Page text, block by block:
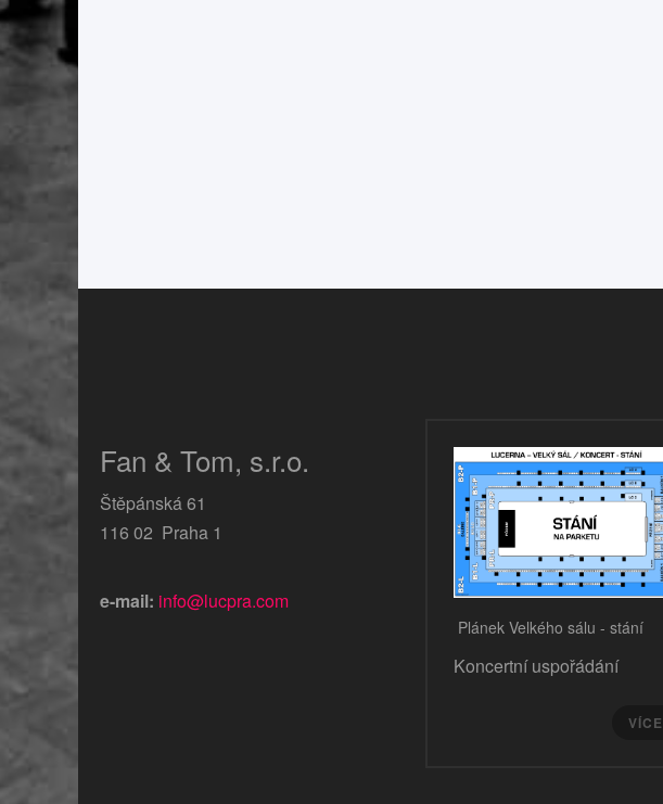
Fan & Tom, s.r.o.
Štěpánská 61
116 02 Praha 1
e-mail: info@lucpra.com
Plánek Velkého sálu - stání
Koncertní uspořádání
VÍCE